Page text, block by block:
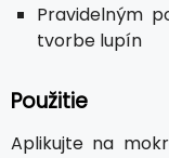
Pravidelným
tvorbe lupín
Použitie
Aplikujte na